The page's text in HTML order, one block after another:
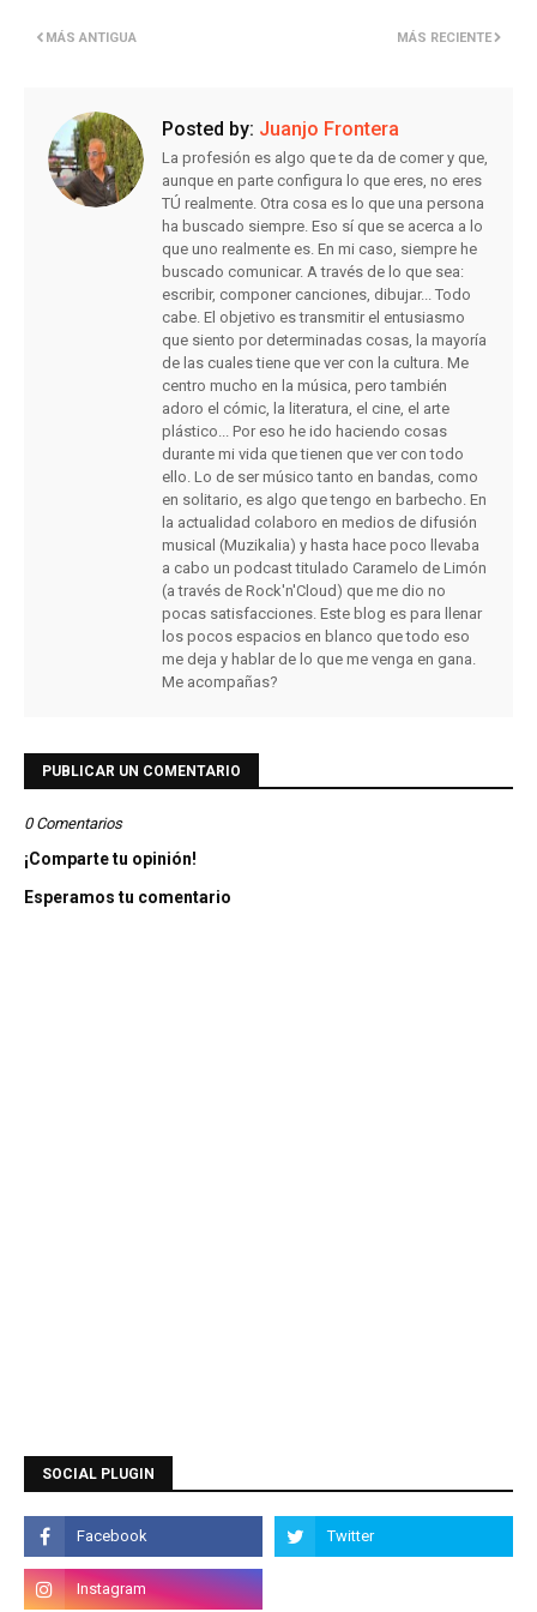
MÁS RECIENTE
MÁS ANTIGUA
Posted by: Juanjo Frontera
La profesión es algo que te da de comer y que,
aunque en parte configura lo que eres, no eres
TÚ realmente. Otra cosa es lo que una persona
ha buscado siempre. Eso sí que se acerca a lo
que uno realmente es. En mi caso, siempre he
buscado comunicar. A través de lo que sea:
escribir, componer canciones, dibujar... Todo
cabe. El objetivo es transmitir el entusiasmo
que siento por determinadas cosas, la mayoría
de las cuales tiene que ver con la cultura. Me
centro mucho en la música, pero también
adoro el cómic, la literatura, el cine, el arte
plástico... Por eso he ido haciendo cosas
durante mi vida que tienen que ver con todo
ello. Lo de ser músico tanto en bandas, como
en solitario, es algo que tengo en barbecho. En
la actualidad colaboro en medios de difusión
musical (Muzikalia) y hasta hace poco llevaba
a cabo un podcast titulado Caramelo de Limón
(a través de Rock'n'Cloud) que me dio no
pocas satisfacciones. Este blog es para llenar
los pocos espacios en blanco que todo eso
me deja y hablar de lo que me venga en gana.
Me acompañas?
PUBLICAR UN COMENTARIO
0 Comentarios
¡Comparte tu opinión!
Esperamos tu comentario
SOCIAL PLUGIN